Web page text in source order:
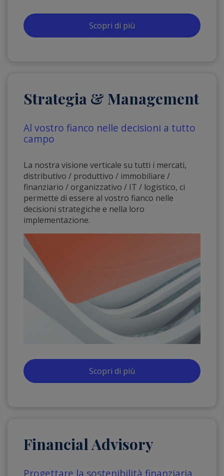
Scopri di più
Strategia & Management
Al vostro fianco nelle decisioni a tutto
campo
La nostra visione verticale su tutti i mercati,
distributivo / produttivo / immobiliare /
finanziario / organizzativo / IT / logistico, ci
permette di essere al vostro fianco nelle
decisioni strategiche e nella loro
implementazione.
Scopri di più
Financial Advisory